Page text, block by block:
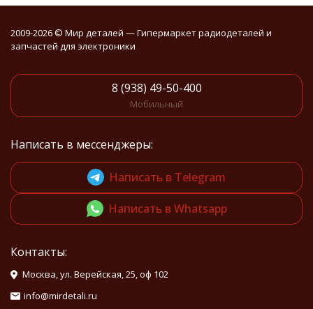
2009-2026 © Мир деталей — Гипермаркет радиодеталей и
запчастей для электроники
8 (938) 49-50-400
Мобильный
Написать в мессенджеры:
Написать в Telegram
Написать в Whatsapp
Контакты:
Москва, ул. Верейская, 25, оф 102
info@mirdetali.ru